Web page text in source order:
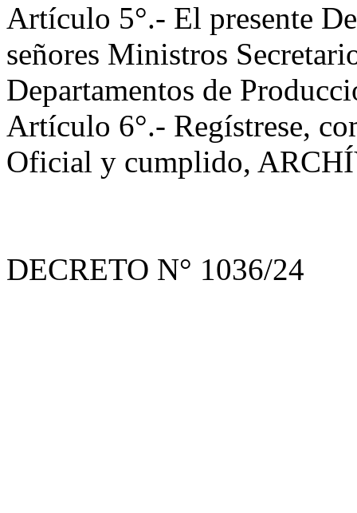
Artículo 5°.- El presente
señores Ministros
Departamentos de
Artículo 6°.- Regístrese,
Oficial y cumplido,
DECRETO N° 1036/24